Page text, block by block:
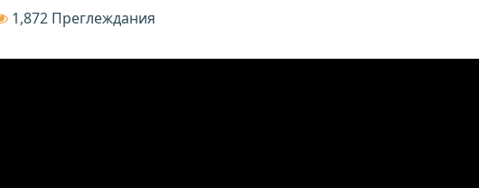
1,872 Преглеждания